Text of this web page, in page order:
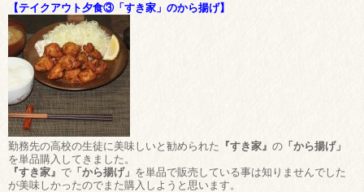
【テイクアウト夕食③「すき家」のから揚げ】
勤務先の高校の生徒に美味しいと勧められた 『すき家』 の 「から揚げ」
を単品購入してきました。
『すき家』 で 「から揚げ」 を単品で販売している事は知りませんでした
が美味しかったのでまた購入しようと思います。